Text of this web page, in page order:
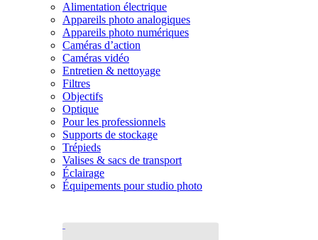
Alimentation électrique
Appareils photo analogiques
Appareils photo numériques
Caméras d’action
Caméras vidéo
Entretien & nettoyage
Filtres
Objectifs
Optique
Pour les professionnels
Supports de stockage
Trépieds
Valises & sacs de transport
Éclairage
Équipements pour studio photo